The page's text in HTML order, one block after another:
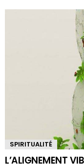
SPIRITUALITÉ
L’ALIGNEMENT